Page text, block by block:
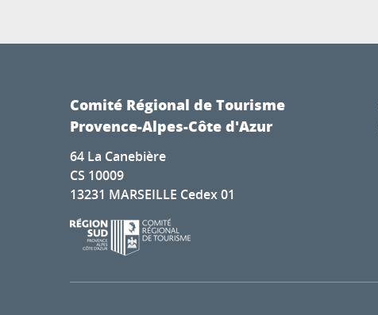
Comité Régional de Tourisme
Provence-Alpes-Côte d'Azur
64 La Canebière
CS 10009
13231 MARSEILLE Cedex 01